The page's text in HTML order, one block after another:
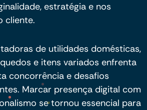
estratégia e nos
cliente.
de utilidades domésticas,
e itens variados enfrenta
concorrência e desafios
Marcar presença digital com
se tornou essencial para